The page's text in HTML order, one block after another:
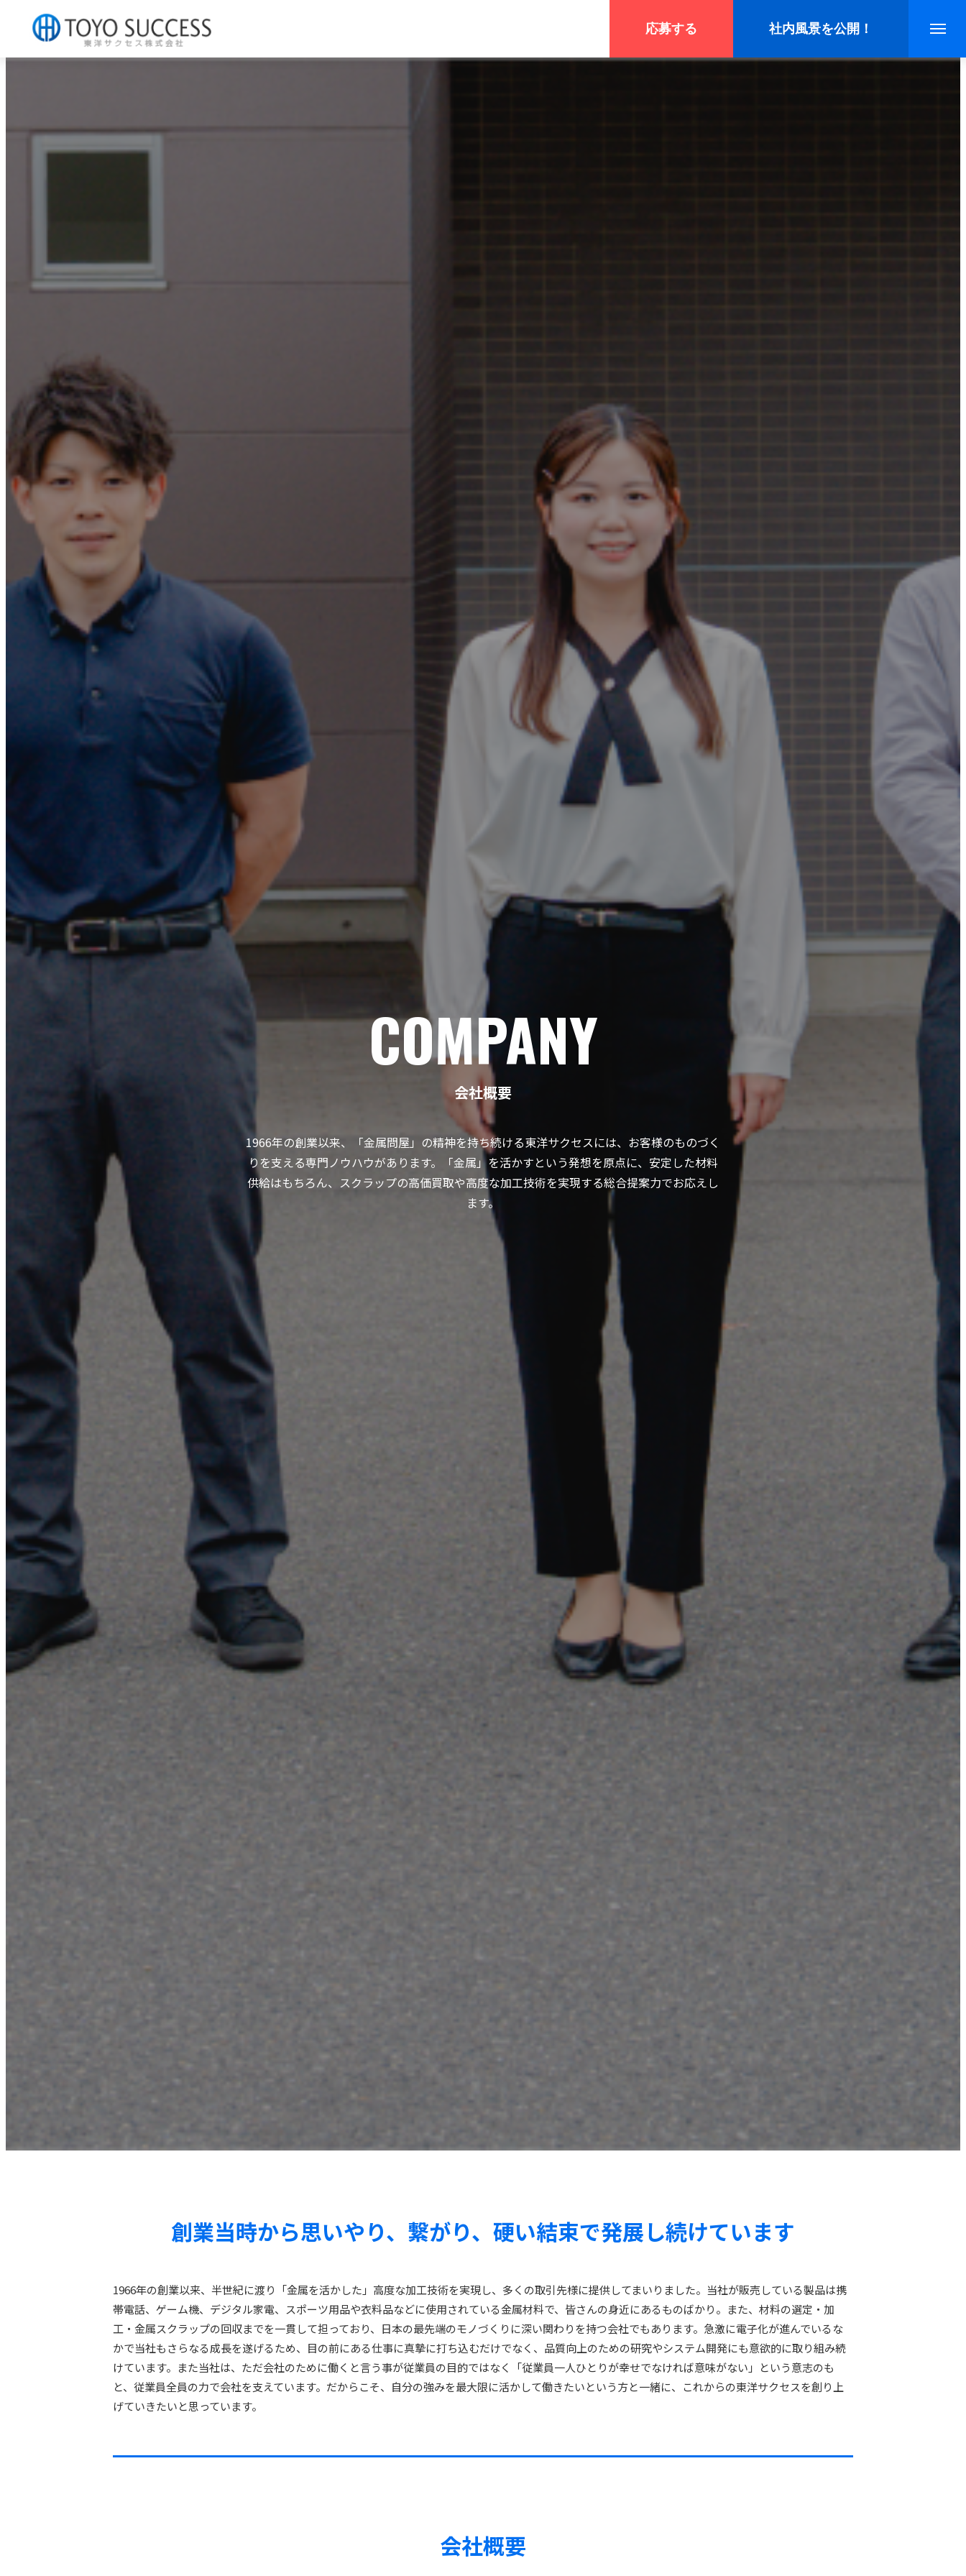
応募する 社内風景を公開！
COMPANY
会社概要
1966年の創業以来、「金属問屋」の精神を持ち続ける東洋サクセスには、お客様のものづく
りを支える専門ノウハウがあります。「金属」を活かすという発想を原点に、安定した材料
供給はもちろん、スクラップの高価買取や高度な加工技術を実現する総合提案力でお応えし
ます。
創業当時から思いやり、繋がり、硬い結束で発展し続けています
1966年の創業以来、半世紀に渡り「金属を活かした」高度な加工技術を実現し、多くの取引先様に提供してまいりました。当社が販売している製品は携
帯電話、ゲーム機、デジタル家電、スポーツ用品や衣料品などに使用されている金属材料で、皆さんの身近にあるものばかり。また、材料の選定・加
工・金属スクラップの回収までを一貫して担っており、日本の最先端のモノづくりに深い関わりを持つ会社でもあります。急激に電子化が進んでいるな
かで当社もさらなる成長を遂げるため、目の前にある仕事に真摯に打ち込むだけでなく、品質向上のための研究やシステム開発にも意欲的に取り組み続
けています。また当社は、ただ会社のために働くと言う事が従業員の目的ではなく「従業員一人ひとりが幸せでなければ意味がない」という意志のも
と、従業員全員の力で会社を支えています。だからこそ、自分の強みを最大限に活かして働きたいという方と一緒に、これからの東洋サクセスを創り上
げていきたいと思っています。
会社概要